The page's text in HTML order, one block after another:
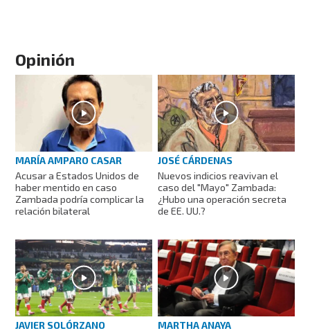
Opinión
MARÍA AMPARO CASAR
Acusar a Estados Unidos de
haber mentido en caso
Zambada podría complicar la
relación bilateral
JOSÉ CÁRDENAS
Nuevos indicios reavivan el
caso del "Mayo" Zambada:
¿Hubo una operación secreta
de EE. UU.?
JAVIER SOLÓRZANO
MARTHA ANAYA